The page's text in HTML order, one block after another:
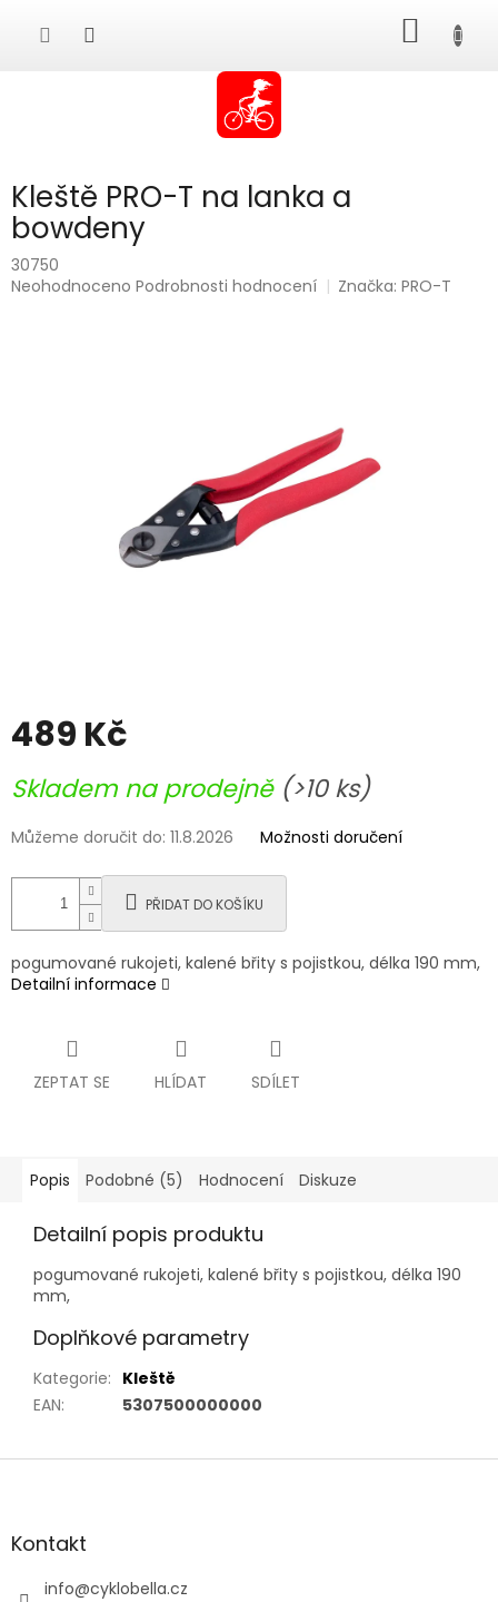
KOŠÍK
Kleště PRO-T na lanka a
bowdeny
30750
Průměrné
Neohodnoceno Podrobnosti hodnocení Značka:PRO-T
489 Kč
cena:
Skladem na prodejně (>10 ks)
Můžeme doručit do: 11.8.2026 Možnosti doručení
PŘIDAT DO KOŠÍKU
pogumované rukojeti, kalené břity s pojistkou, délka 190 mm,
Detailní informace
ZEPTAT SE HLÍDAT SDÍLET
Popis Podobné (5) Hodnocení Diskuze
Detailní popis produktu
pogumované rukojeti, kalené břity s pojistkou, délka 190
mm,
Doplňkové parametry
Kategorie: Kleště
EAN: 5307500000000
Z
aKontakt
info@cyklobella.cz